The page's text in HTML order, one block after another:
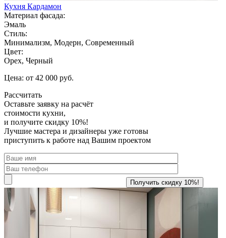
Кухня Кардамон
Материал фасада:
Эмаль
Стиль:
Минимализм, Модерн, Современный
Цвет:
Орех, Черный
Цена: от 42 000 руб.
Рассчитать
Оставьте заявку на расчёт
стоимости кухни,
и получите скидку 10%!
Лучшие мастера и дизайнеры уже готовы
приступить к работе над Вашим проектом